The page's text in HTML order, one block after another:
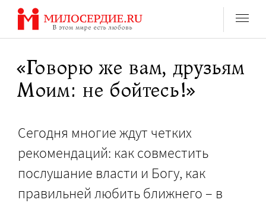
Перейти
содержанию
«Говорю же вам, друзьям
Моим: не бойтесь!»
Сегодня многие ждут четких
рекомендаций: как совместить
послушание власти и Богу, как
правильней любить ближнего – в